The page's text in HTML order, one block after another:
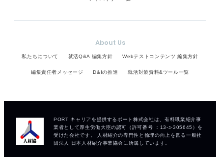
About Us
私たちについて 就活Q&A 編集方針 Webテストコンテンツ 編集方針
編集責任者メッセージ D&Iの推進 就活対策資料&ツール一覧